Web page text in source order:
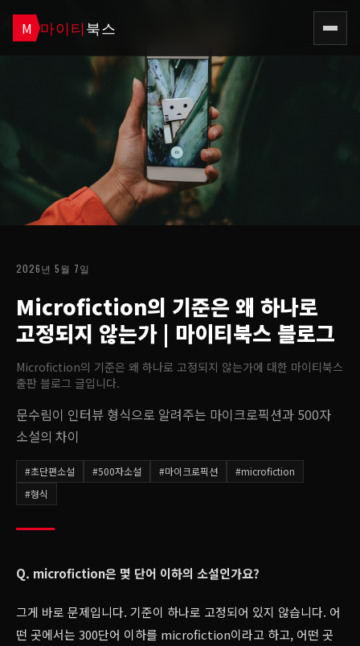
M 마이티북스
2026년 5월 7일
Microfiction의 기준은 왜 하나로
고정되지 않는가| 마이티북스 블로그
Microfiction의 기준은 왜 하나로 고정되지 않는가에 대한 마이티북스
출판 블로그 글입니다.
문수림이 인터뷰 형식으로 알려주는 마이크로픽션과 500자
소설의 차이
#초단편소설 #500자소설 #마이크로픽션 #microfiction
#형식
Q. microfiction은 몇 단어 이하의 소설인가요?
그게 바로 문제입니다. 기준이 하나로 고정되어 있지 않습니다. 어
떤 곳에서는 300단어 이하를 microfiction이라고 하고, 어떤 곳